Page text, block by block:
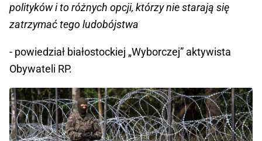
polityków i to różnych opcji, którzy nie starają się
zatrzymać tego ludobójstwa
- powiedział białostockiej „Wyborczej” aktywista
Obywateli RP.